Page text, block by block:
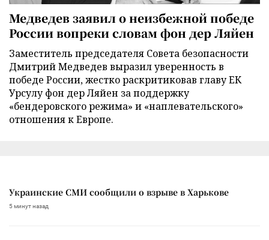
Медведев заявил о неизбежной победе
России вопреки словам фон дер Ляйен
Заместитель председателя Совета безопасности
Дмитрий Медведев выразил уверенность в
победе России, жестко раскритиковав главу ЕК
Урсулу фон дер Ляйен за поддержку
«бендеровского режима» и «наплевательского»
отношения к Европе.
Украинские СМИ сообщили о взрыве в Харькове
5 минут назад